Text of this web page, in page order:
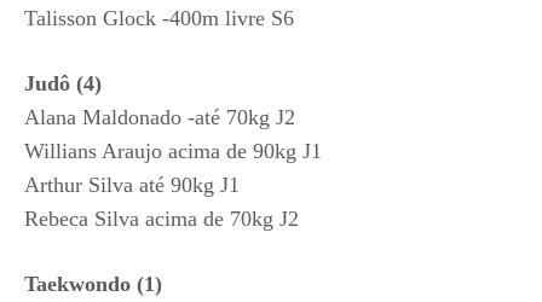
Talisson Glock -400m livre S6
Judô (4)
Alana Maldonado -até 70kg J2
Willians Araujo acima de 90kg J1
Arthur Silva até 90kg J1
Rebeca Silva acima de 70kg J2
Taekwondo (1)